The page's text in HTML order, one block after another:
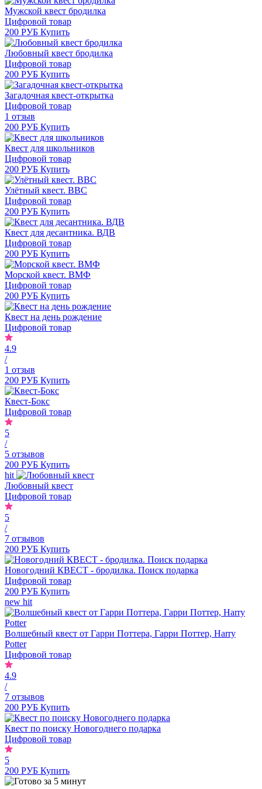
Мужской квест бродилка
Цифровой товар
200 РУБ Купить
Любовный квест бродилка
Цифровой товар
200 РУБ Купить
Загадочная квест-открытка
Цифровой товар
1 отзыв
200 РУБ Купить
Квест для школьников
Цифровой товар
200 РУБ Купить
Улётный квест. ВВС
Цифровой товар
200 РУБ Купить
Квест для десантника. ВДВ
Цифровой товар
200 РУБ Купить
Морской квест. ВМФ
Цифровой товар
200 РУБ Купить
Квест на день рождение
Цифровой товар
4.9
/
1 отзыв
200 РУБ Купить
Квест-Бокс
Цифровой товар
5
/
5 отзывов
200 РУБ Купить
hit
Любовный квест
Цифровой товар
5
/
7 отзывов
200 РУБ Купить
Новогодний КВЕСТ - бродилка. Поиск подарка
Цифровой товар
200 РУБ Купить
new hit
Волшебный квест от Гарри Поттера, Гарри Поттер, Harry
Potter
Цифровой товар
4.9
/
7 отзывов
200 РУБ Купить
Квест по поиску Новогоднего подарка
Цифровой товар
5
200 РУБ Купить